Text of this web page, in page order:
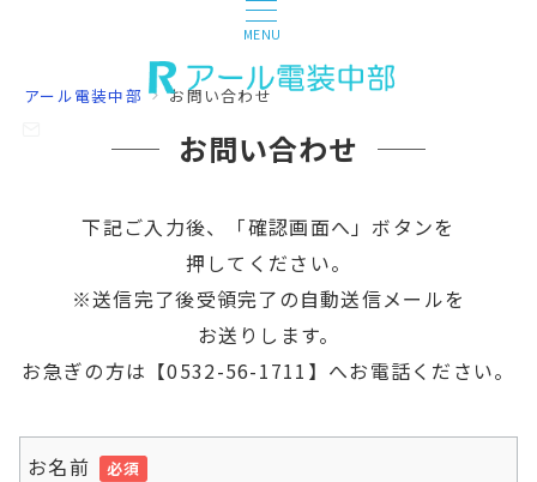
MENU
アール電装中部 お問い合わせ
お問い合わせ
下記ご入力後、「確認画面へ」ボタンを
押してください。
※送信完了後受領完了の自動送信メールを
お送 りします。
お急ぎの方は【0532-56-1711】へお電話ください。
お名前 必須